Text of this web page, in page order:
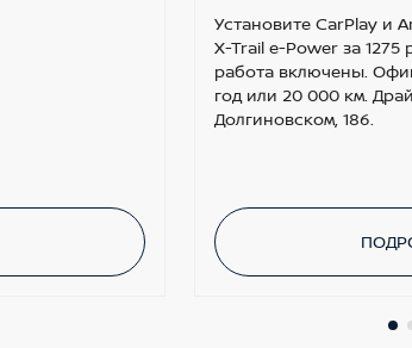
Установите CarPlay и
X-Trail e-Power за 1275
работа включены.
год или 20 000 км.
Долгиновском, 186.